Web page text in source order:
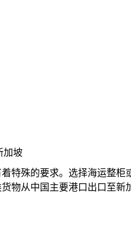
加坡
特殊的要求。选择海运整柜
物从中国主要港口出口至新